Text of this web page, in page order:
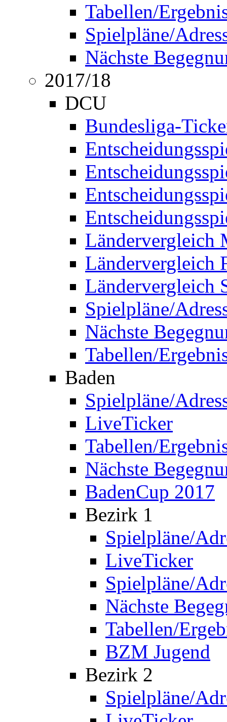
Tabellen/
Spielpläne/
Nächste
2017/18
DCU
Bundesliga-
Ländervergleich
Ländervergleich
Ländervergleich
Spielpläne/
Nächste
Tabellen/
Baden
Spielpläne/
LiveTicker
Tabellen/
Nächste
BadenCup 2017
Bezirk 1
Spielpläne/
LiveTicker
Spielpläne/
Nächste
Tabellen/
BZM Jugend
Bezirk 2
Spielpläne/